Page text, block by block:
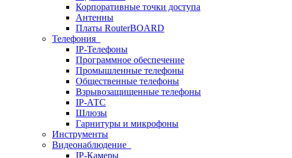
Корпоративные точки доступа
Антенны
Платы RouterBOARD
Телефония
IP-Телефоны
Программное обеспечение
Промышленные телефоны
Общественные телефоны
Взрывозащищенные телефоны
IP-АТС
Шлюзы
Гарнитуры и микрофоны
Инструменты
Видеонаблюдение
IP-Камеры